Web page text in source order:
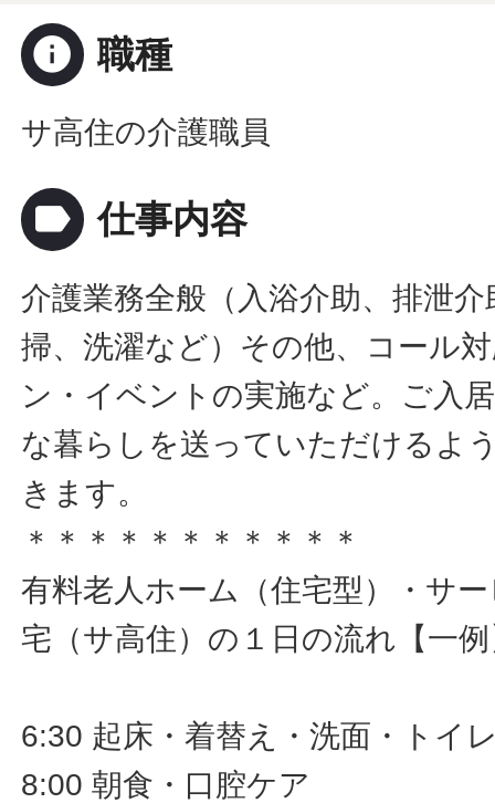
info 職種
サ高住の介護職員
label 仕事内容
介護業務全般（入浴介助、排泄
掃、洗濯など）その他、コール
ン・イベントの実施など。ご入
な暮らしを送っていただけるよ
きます。
＊＊＊＊＊＊＊＊＊＊＊
有料老人ホーム（住宅型）・サ
宅（サ高住）の１日の流れ【一
6:30 起床・着替え・洗面・トイ
8:00 朝食・口腔ケア